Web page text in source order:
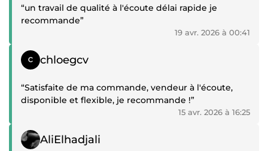
“un travail de qualité à l'écoute délai rapide je
recommande”
19 avr. 2026 à 00:41
Témoignage positif
chloegcv
“Satisfaite de ma commande, vendeur à l'écoute,
disponible et flexible, je recommande !”
15 avr. 2026 à 16:25
Témoignage positif
AliElhadjali